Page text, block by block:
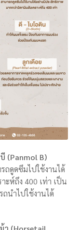
(Panmol B)
ถดูดซึมไปใช้งานได้
ะห์ถึง 400 เท่า เป็น
นำไปใช้งานได้